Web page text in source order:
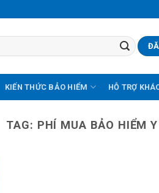
KIẾN THỨC BẢO HIỂM HỖ TRỢ
TAG: PHÍ MUA BẢO HIỂM